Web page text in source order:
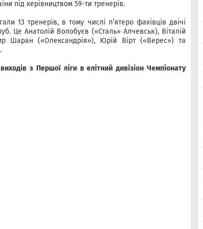
під керівництвом 59-ти тренерів.
13 тренерів, в тому числі п’ятеро фахівців двічі
Це Анатолій Волобуєв («Сталь» Алчевськ), Віталій
Шаран («Олександрія»), Юрій Вірт («Верес») та
виходів з Першої ліги в елітний дивізіон Чемпіонату